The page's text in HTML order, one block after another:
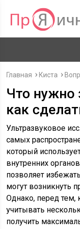
Главная Киста
Что нужно
как
Ультразвуковое
самых
который
внутренних
позволяет
могут возникнуть
Однако, перед тем,
учитывать
получить